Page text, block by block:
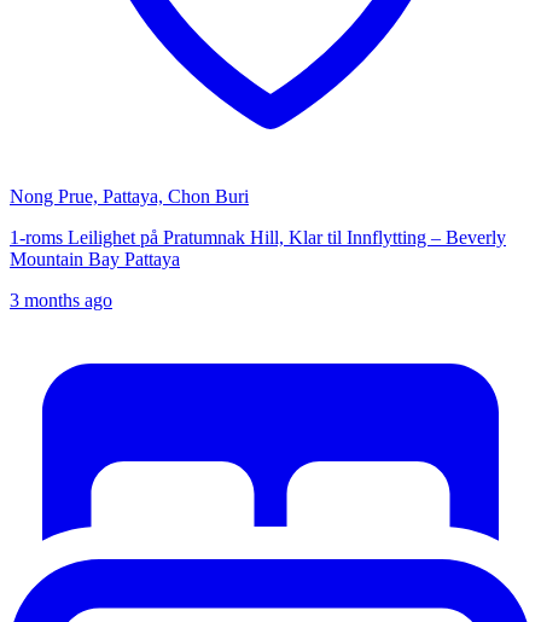
Nong Prue, Pattaya, Chon Buri
1-roms Leilighet på Pratumnak Hill, Klar til Innflytting – Beverly
Mountain Bay Pattaya
3 months ago